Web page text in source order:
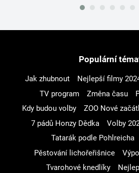
Populární
Jak zhubnout Nejlepší filmy
TV program
Změna času
Kdy budou volby
ZOO Nové
7 pádů Honzy Dědka
Volby
Tatarák podle Pohlreicha
Pěstování lichořeřišnice
Tvarohové knedlíky